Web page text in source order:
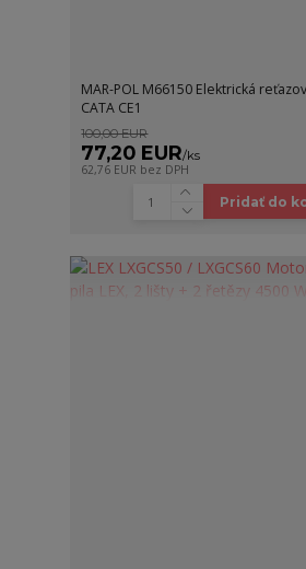
MAR-POL M66150 Elektrická
CATA CE1
100,00 EUR
77,20 EUR/ks
62,76 EUR bez DPH
Pridať do